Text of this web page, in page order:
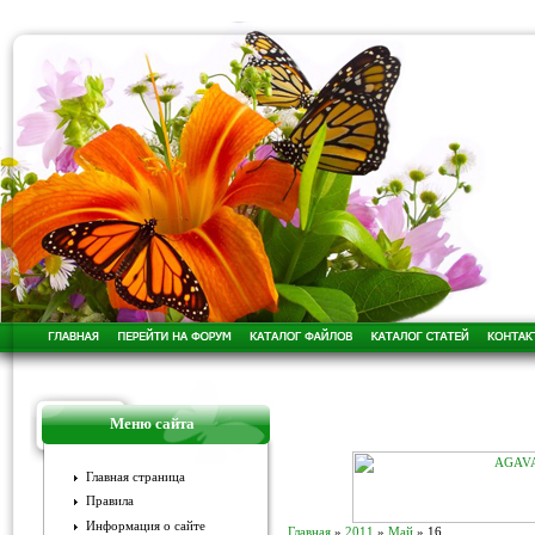
Меню сайта
Главная страница
Правила
Информация о сайте
Главная » 2011 » Май » 16